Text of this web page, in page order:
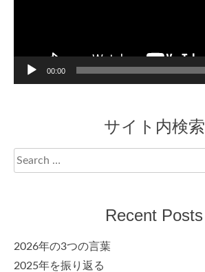
00:00
サイト内検索
Search
for:
Recent Posts
2026年の3つの言葉
2025年を振り返る